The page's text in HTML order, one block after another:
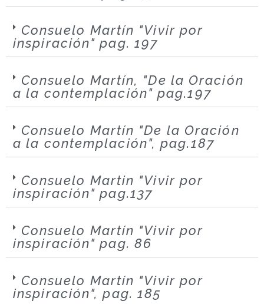
Consuelo Martín "Vivir por
inspiración" pag. 197
Consuelo Martín, "De la Oración
a la contemplación" pag.197
Consuelo Martín "De la Oración
a la contemplación", pag.187
Consuelo Martin "Vivir por
inspiración" pag.137
Consuelo Martín "Vivir por
inspiración" pag. 86
Consuelo Martín "Vivir por
inspiración", pag. 185